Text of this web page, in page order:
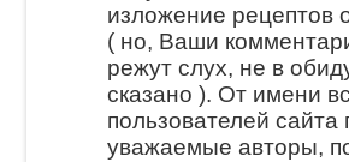
изложение рецептов
( но, Ваши
режут слух, не в
сказано ). От имени
пользователей
уважаемые авторы,